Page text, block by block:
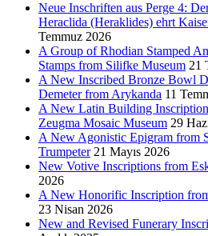
Neue Inschriften aus Perge 4:
Heraclida (Heraklides) ehrt
Temmuz 2026
A Group of Rhodian Stamped
Stamps from Silifke Museum 21
A New Inscribed Bronze Bowl
Demeter from Arykanda 11
A New Latin Building
Zeugma Mosaic Museum 29
A New Agonistic Epigram from
Trumpeter 21 Mayıs 2026
New Votive Inscriptions from
2026
A New Honorific Inscription
23 Nisan 2026
New and Revised Funerary